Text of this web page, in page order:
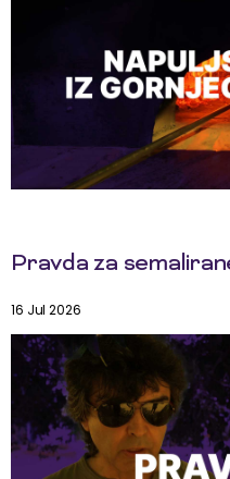
Pravda za
16 Jul 2026